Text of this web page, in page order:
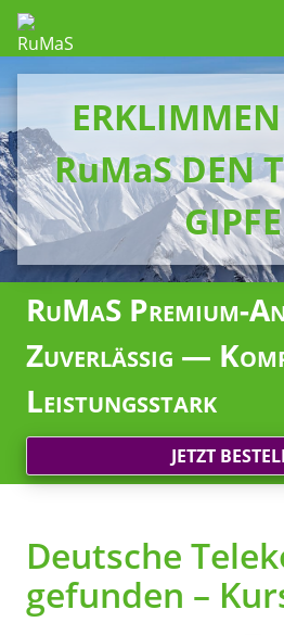
RuMaS DEN
RuMaS Premium-
Zuverlässig —
Leistungsstark
JETZT
Deutsche
gefunden –